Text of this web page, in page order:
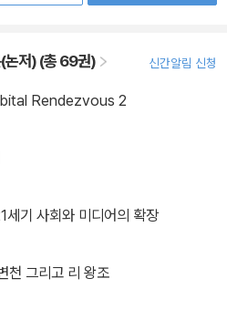
논저) (총 69권) 신간알림 신청
Rendezvous 2
세기 사회와 미디어의 확장
천 그리고 리 왕조